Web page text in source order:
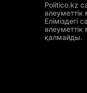
Politico.kz
әлеуметтік
қалмайды.